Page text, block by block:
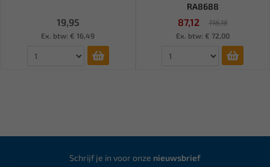
19,95
Ex. btw: € 16,49
RA8688
87,12
116,16
Ex. btw: € 72,00
Schrijf je in voor onze nieuwsbrief